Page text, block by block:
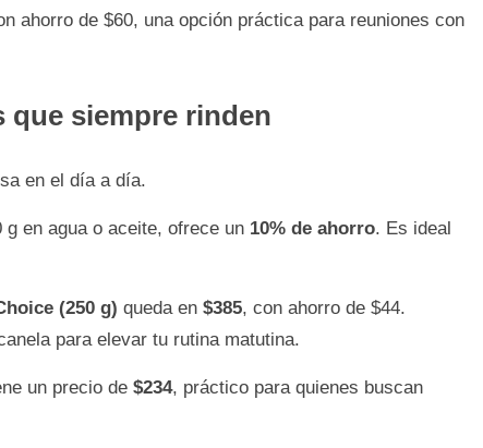
ahorro de $60, una opción práctica para reuniones con
que siempre rinden
en el día a día.
en agua o aceite, ofrece un 10% de ahorro. Es ideal
(250 g) queda en $385, con ahorro de $44.
para elevar tu rutina matutina.
un precio de $234, práctico para quienes buscan